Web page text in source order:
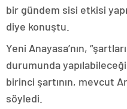
bir gündem sisi etkisi
diye konuştu.
Yeni Anayasa’nın,
durumunda
birinci şartının, mevcut
söyledi.